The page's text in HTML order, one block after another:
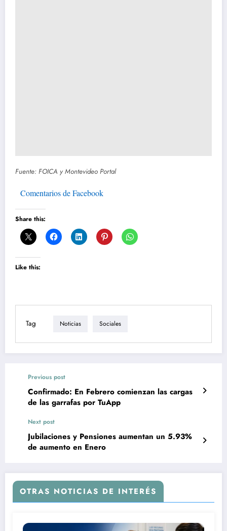
Fuente: FOICA y Montevideo Portal
Comentarios de Facebook
Share this:
Like this:
Tag Noticias Sociales
Previous post
Confirmado: En Febrero comienzan las cargas
de las garrafas por TuApp
Next post
Jubilaciones y Pensiones aumentan un 5.93%
de aumento en Enero
OTRAS NOTICIAS DE INTERÉS